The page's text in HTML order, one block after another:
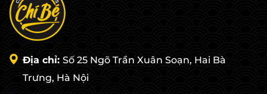
Địa chỉ: Số 25 Ngõ Trần Xuân Soạn, Hai Bà
Trưng, Hà Nội